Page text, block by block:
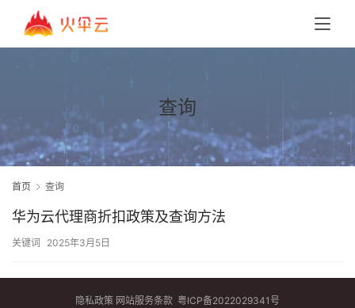
查询
首页 查询
华为云代理商折扣政策及查询方法
关键词 2025年3月5日
隐私政策 网站服务条款 粤ICP备2022029341号